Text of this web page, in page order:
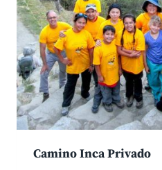
Camino Inca Privado